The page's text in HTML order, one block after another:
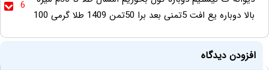
6
بالا دوباره یع افت 5تمنی بعد برا 50تمن 1409 طلا گرمی 100
افزودن دیدگاه